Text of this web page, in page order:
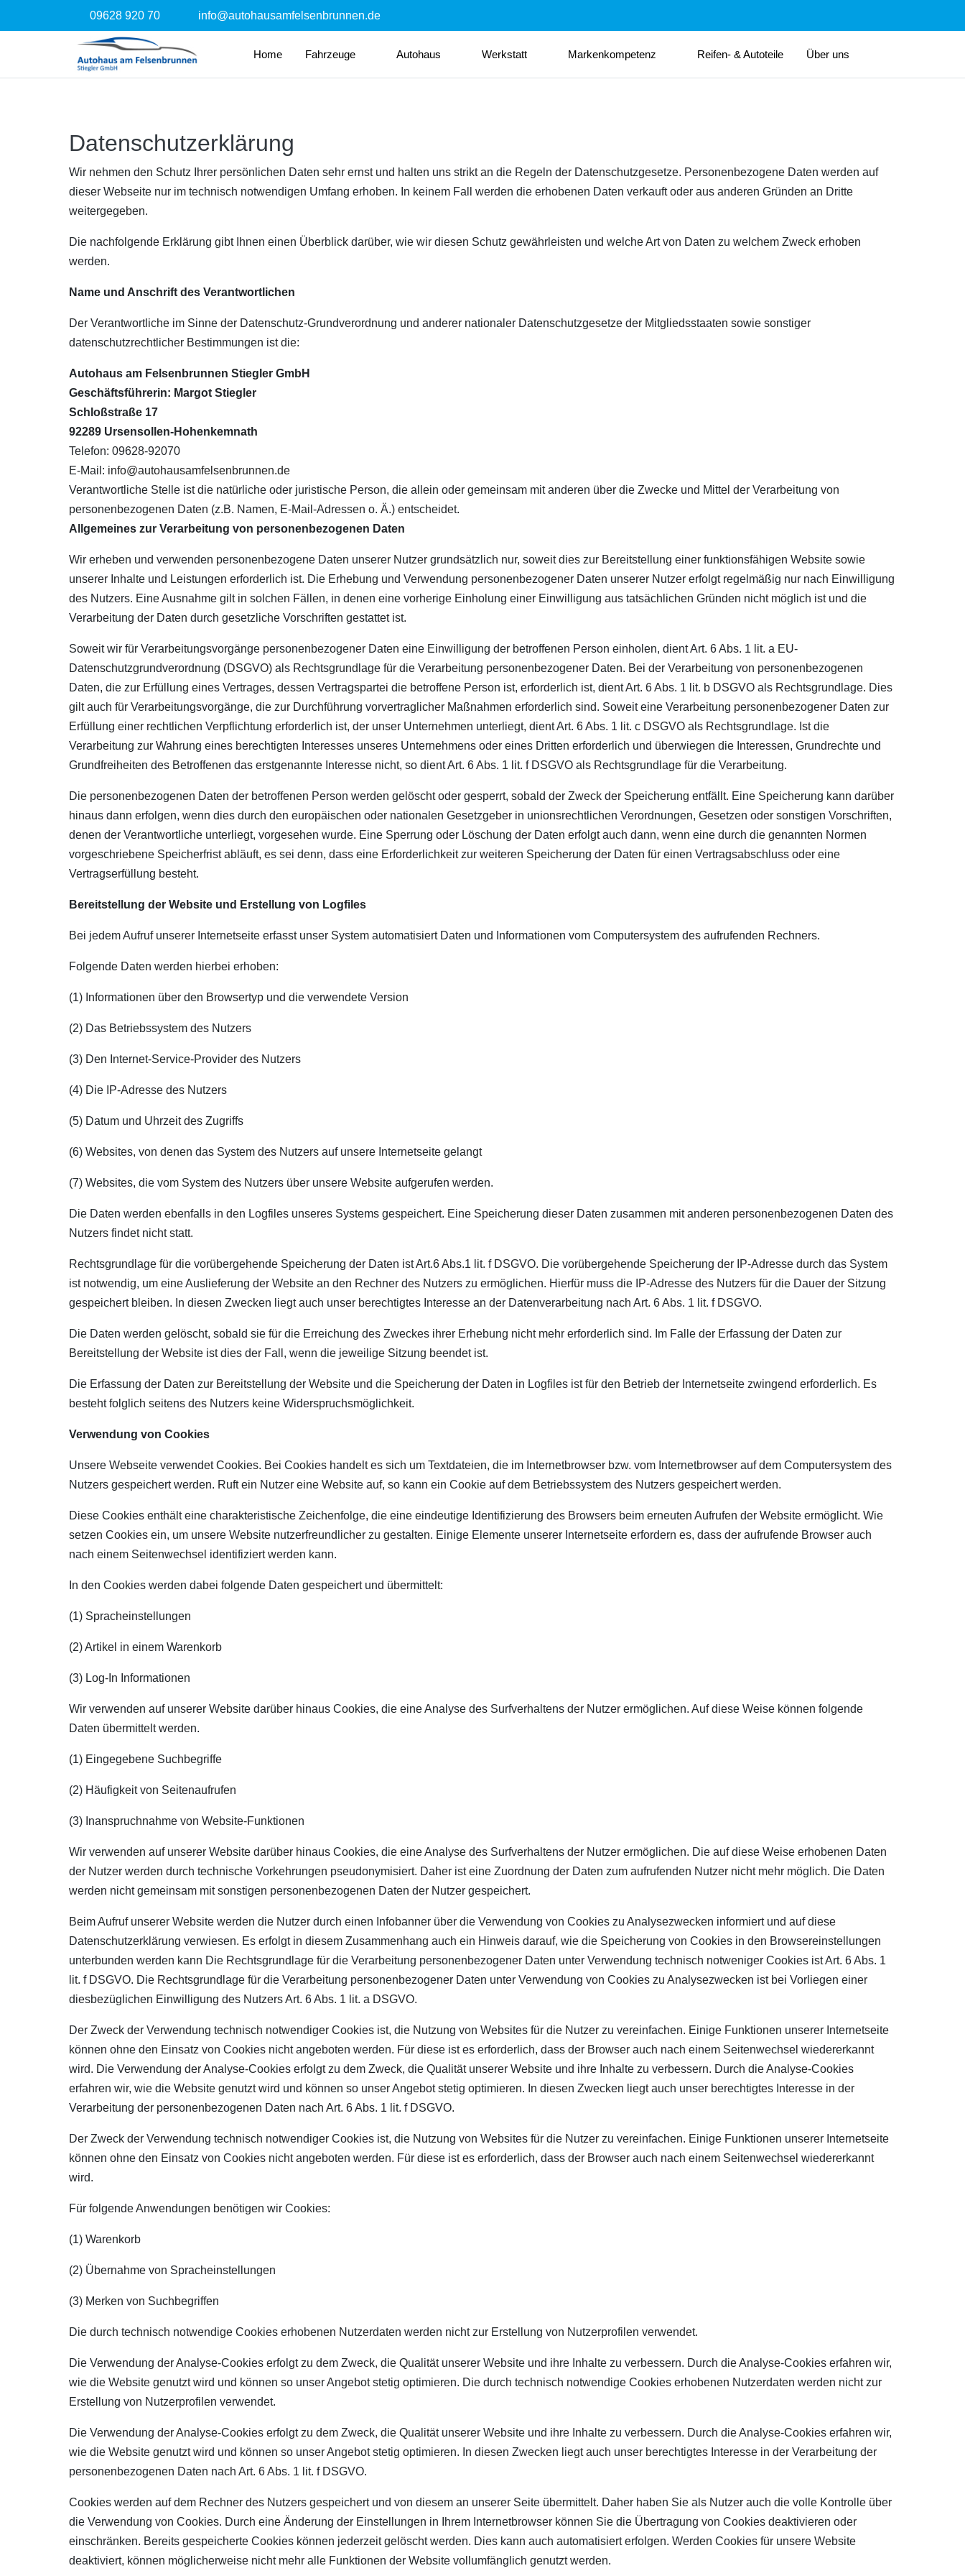
09628 920 70 info@autohausamfelsenbrunnen.de
Home Fahrzeuge Autohaus Werkstatt Markenkompetenz Reifen- & Autoteile Über uns
Datenschutzerklärung
Wir nehmen den Schutz Ihrer persönlichen Daten sehr ernst und halten uns strikt an die Regeln der Datenschutzgesetze. Personenbezogene Daten werden auf
dieser Webseite nur im technisch notwendigen Umfang erhoben. In keinem Fall werden die erhobenen Daten verkauft oder aus anderen Gründen an Dritte
weitergegeben.
Die nachfolgende Erklärung gibt Ihnen einen Überblick darüber, wie wir diesen Schutz gewährleisten und welche Art von Daten zu welchem Zweck erhoben
werden.
Name und Anschrift des Verantwortlichen
Der Verantwortliche im Sinne der Datenschutz-Grundverordnung und anderer nationaler Datenschutzgesetze der Mitgliedsstaaten sowie sonstiger
datenschutzrechtlicher Bestimmungen ist die:
Autohaus am Felsenbrunnen Stiegler GmbH
Geschäftsführerin: Margot Stiegler
Schloßstraße 17
92289 Ursensollen-Hohenkemnath
Telefon: 09628-92070
E-Mail: info@autohausamfelsenbrunnen.de
Verantwortliche Stelle ist die natürliche oder juristische Person, die allein oder gemeinsam mit anderen über die Zwecke und Mittel der Verarbeitung von
personenbezogenen Daten (z.B. Namen, E-Mail-Adressen o. Ä.) entscheidet.
Allgemeines zur Verarbeitung von personenbezogenen Daten
Wir erheben und verwenden personenbezogene Daten unserer Nutzer grundsätzlich nur, soweit dies zur Bereitstellung einer funktionsfähigen Website sowie
unserer Inhalte und Leistungen erforderlich ist. Die Erhebung und Verwendung personenbezogener Daten unserer Nutzer erfolgt regelmäßig nur nach Einwilligung
des Nutzers. Eine Ausnahme gilt in solchen Fällen, in denen eine vorherige Einholung einer Einwilligung aus tatsächlichen Gründen nicht möglich ist und die
Verarbeitung der Daten durch gesetzliche Vorschriften gestattet ist.
Soweit wir für Verarbeitungsvorgänge personenbezogener Daten eine Einwilligung der betroffenen Person einholen, dient Art. 6 Abs. 1 lit. a EU-
Datenschutzgrundverordnung (DSGVO) als Rechtsgrundlage für die Verarbeitung personenbezogener Daten. Bei der Verarbeitung von personenbezogenen
Daten, die zur Erfüllung eines Vertrages, dessen Vertragspartei die betroffene Person ist, erforderlich ist, dient Art. 6 Abs. 1 lit. b DSGVO als Rechtsgrundlage. Dies
gilt auch für Verarbeitungsvorgänge, die zur Durchführung vorvertraglicher Maßnahmen erforderlich sind. Soweit eine Verarbeitung personenbezogener Daten zur
Erfüllung einer rechtlichen Verpflichtung erforderlich ist, der unser Unternehmen unterliegt, dient Art. 6 Abs. 1 lit. c DSGVO als Rechtsgrundlage. Ist die
Verarbeitung zur Wahrung eines berechtigten Interesses unseres Unternehmens oder eines Dritten erforderlich und überwiegen die Interessen, Grundrechte und
Grundfreiheiten des Betroffenen das erstgenannte Interesse nicht, so dient Art. 6 Abs. 1 lit. f DSGVO als Rechtsgrundlage für die Verarbeitung.
Die personenbezogenen Daten der betroffenen Person werden gelöscht oder gesperrt, sobald der Zweck der Speicherung entfällt. Eine Speicherung kann darüber
hinaus dann erfolgen, wenn dies durch den europäischen oder nationalen Gesetzgeber in unionsrechtlichen Verordnungen, Gesetzen oder sonstigen Vorschriften,
denen der Verantwortliche unterliegt, vorgesehen wurde. Eine Sperrung oder Löschung der Daten erfolgt auch dann, wenn eine durch die genannten Normen
vorgeschriebene Speicherfrist abläuft, es sei denn, dass eine Erforderlichkeit zur weiteren Speicherung der Daten für einen Vertragsabschluss oder eine
Vertragserfüllung besteht.
Bereitstellung der Website und Erstellung von Logfiles
Bei jedem Aufruf unserer Internetseite erfasst unser System automatisiert Daten und Informationen vom Computersystem des aufrufenden Rechners.
Folgende Daten werden hierbei erhoben:
(1) Informationen über den Browsertyp und die verwendete Version
(2) Das Betriebssystem des Nutzers
(3) Den Internet-Service-Provider des Nutzers
(4) Die IP-Adresse des Nutzers
(5) Datum und Uhrzeit des Zugriffs
(6) Websites, von denen das System des Nutzers auf unsere Internetseite gelangt
(7) Websites, die vom System des Nutzers über unsere Website aufgerufen werden.
Die Daten werden ebenfalls in den Logfiles unseres Systems gespeichert. Eine Speicherung dieser Daten zusammen mit anderen personenbezogenen Daten des
Nutzers findet nicht statt.
Rechtsgrundlage für die vorübergehende Speicherung der Daten ist Art.6 Abs.1 lit. f DSGVO. Die vorübergehende Speicherung der IP-Adresse durch das System
ist notwendig, um eine Auslieferung der Website an den Rechner des Nutzers zu ermöglichen. Hierfür muss die IP-Adresse des Nutzers für die Dauer der Sitzung
gespeichert bleiben. In diesen Zwecken liegt auch unser berechtigtes Interesse an der Datenverarbeitung nach Art. 6 Abs. 1 lit. f DSGVO.
Die Daten werden gelöscht, sobald sie für die Erreichung des Zweckes ihrer Erhebung nicht mehr erforderlich sind. Im Falle der Erfassung der Daten zur
Bereitstellung der Website ist dies der Fall, wenn die jeweilige Sitzung beendet ist.
Die Erfassung der Daten zur Bereitstellung der Website und die Speicherung der Daten in Logfiles ist für den Betrieb der Internetseite zwingend erforderlich. Es
besteht folglich seitens des Nutzers keine Widerspruchsmöglichkeit.
Verwendung von Cookies
Unsere Webseite verwendet Cookies. Bei Cookies handelt es sich um Textdateien, die im Internetbrowser bzw. vom Internetbrowser auf dem Computersystem des
Nutzers gespeichert werden. Ruft ein Nutzer eine Website auf, so kann ein Cookie auf dem Betriebssystem des Nutzers gespeichert werden.
Diese Cookies enthält eine charakteristische Zeichenfolge, die eine eindeutige Identifizierung des Browsers beim erneuten Aufrufen der Website ermöglicht. Wie
setzen Cookies ein, um unsere Website nutzerfreundlicher zu gestalten. Einige Elemente unserer Internetseite erfordern es, dass der aufrufende Browser auch
nach einem Seitenwechsel identifiziert werden kann.
In den Cookies werden dabei folgende Daten gespeichert und übermittelt:
(1) Spracheinstellungen
(2) Artikel in einem Warenkorb
(3) Log-In Informationen
Wir verwenden auf unserer Website darüber hinaus Cookies, die eine Analyse des Surfverhaltens der Nutzer ermöglichen. Auf diese Weise können folgende
Daten übermittelt werden.
(1) Eingegebene Suchbegriffe
(2) Häufigkeit von Seitenaufrufen
(3) Inanspruchnahme von Website-Funktionen
Wir verwenden auf unserer Website darüber hinaus Cookies, die eine Analyse des Surfverhaltens der Nutzer ermöglichen. Die auf diese Weise erhobenen Daten
der Nutzer werden durch technische Vorkehrungen pseudonymisiert. Daher ist eine Zuordnung der Daten zum aufrufenden Nutzer nicht mehr möglich. Die Daten
werden nicht gemeinsam mit sonstigen personenbezogenen Daten der Nutzer gespeichert.
Beim Aufruf unserer Website werden die Nutzer durch einen Infobanner über die Verwendung von Cookies zu Analysezwecken informiert und auf diese
Datenschutzerklärung verwiesen. Es erfolgt in diesem Zusammenhang auch ein Hinweis darauf, wie die Speicherung von Cookies in den Browsereinstellungen
unterbunden werden kann Die Rechtsgrundlage für die Verarbeitung personenbezogener Daten unter Verwendung technisch notweniger Cookies ist Art. 6 Abs. 1
lit. f DSGVO. Die Rechtsgrundlage für die Verarbeitung personenbezogener Daten unter Verwendung von Cookies zu Analysezwecken ist bei Vorliegen einer
diesbezüglichen Einwilligung des Nutzers Art. 6 Abs. 1 lit. a DSGVO.
Der Zweck der Verwendung technisch notwendiger Cookies ist, die Nutzung von Websites für die Nutzer zu vereinfachen. Einige Funktionen unserer Internetseite
können ohne den Einsatz von Cookies nicht angeboten werden. Für diese ist es erforderlich, dass der Browser auch nach einem Seitenwechsel wiedererkannt
wird. Die Verwendung der Analyse-Cookies erfolgt zu dem Zweck, die Qualität unserer Website und ihre Inhalte zu verbessern. Durch die Analyse-Cookies
erfahren wir, wie die Website genutzt wird und können so unser Angebot stetig optimieren. In diesen Zwecken liegt auch unser berechtigtes Interesse in der
Verarbeitung der personenbezogenen Daten nach Art. 6 Abs. 1 lit. f DSGVO.
Der Zweck der Verwendung technisch notwendiger Cookies ist, die Nutzung von Websites für die Nutzer zu vereinfachen. Einige Funktionen unserer Internetseite
können ohne den Einsatz von Cookies nicht angeboten werden. Für diese ist es erforderlich, dass der Browser auch nach einem Seitenwechsel wiedererkannt
wird.
Für folgende Anwendungen benötigen wir Cookies:
(1) Warenkorb
(2) Übernahme von Spracheinstellungen
(3) Merken von Suchbegriffen
Die durch technisch notwendige Cookies erhobenen Nutzerdaten werden nicht zur Erstellung von Nutzerprofilen verwendet.
Die Verwendung der Analyse-Cookies erfolgt zu dem Zweck, die Qualität unserer Website und ihre Inhalte zu verbessern. Durch die Analyse-Cookies erfahren wir,
wie die Website genutzt wird und können so unser Angebot stetig optimieren. Die durch technisch notwendige Cookies erhobenen Nutzerdaten werden nicht zur
Erstellung von Nutzerprofilen verwendet.
Die Verwendung der Analyse-Cookies erfolgt zu dem Zweck, die Qualität unserer Website und ihre Inhalte zu verbessern. Durch die Analyse-Cookies erfahren wir,
wie die Website genutzt wird und können so unser Angebot stetig optimieren. In diesen Zwecken liegt auch unser berechtigtes Interesse in der Verarbeitung der
personenbezogenen Daten nach Art. 6 Abs. 1 lit. f DSGVO.
Cookies werden auf dem Rechner des Nutzers gespeichert und von diesem an unserer Seite übermittelt. Daher haben Sie als Nutzer auch die volle Kontrolle über
die Verwendung von Cookies. Durch eine Änderung der Einstellungen in Ihrem Internetbrowser können Sie die Übertragung von Cookies deaktivieren oder
einschränken. Bereits gespeicherte Cookies können jederzeit gelöscht werden. Dies kann auch automatisiert erfolgen. Werden Cookies für unsere Website
deaktiviert, können möglicherweise nicht mehr alle Funktionen der Website vollumfänglich genutzt werden.